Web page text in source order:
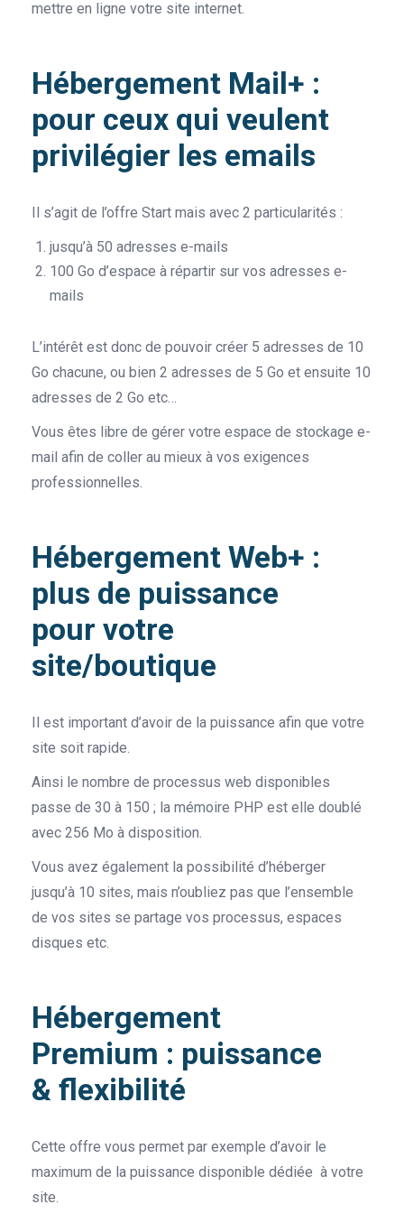
mettre en ligne votre site internet.
Hébergement Mail+ :
pour ceux qui veulent
privilégier les emails
Il s’agit de l’offre Start mais avec 2 particularités :
jusqu’à 50 adresses e-mails
100 Go d’espace à répartir sur vos adresses e-
mails
L’intérêt est donc de pouvoir créer 5 adresses de 10
Go chacune, ou bien 2 adresses de 5 Go et ensuite 10
adresses de 2 Go etc…
Vous êtes libre de gérer votre espace de stockage e-
mail afin de coller au mieux à vos exigences
professionnelles.
Hébergement Web+ :
plus de puissance
pour votre
site/boutique
Il est important d’avoir de la puissance afin que votre
site soit rapide.
Ainsi le nombre de processus web disponibles
passe de 30 à 150 ; la mémoire PHP est elle doublé
avec 256 Mo à disposition.
Vous avez également la possibilité d’héberger
jusqu’à 10 sites, mais n’oubliez pas que l’ensemble
de vos sites se partage vos processus, espaces
disques etc.
Hébergement
Premium : puissance
& flexibilité
Cette offre vous permet par exemple d’avoir le
maximum de la puissance disponible dédiée à votre
site.